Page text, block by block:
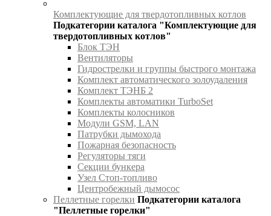
Комплектующие для твердотопливных котлов
Подкатегории каталога "Комплектующие для
твердотопливных котлов"
Блок ТЭН
Вентиляторы
Гидрострелки и группы быстрого монтажа
Комплект автоматического золоудаления
Комплект ТЭНБ 2
Комплекты автоматики TurboSet
Комплекты колосников
Модули GSM, LAN
Патрубки дымохода
Пожарная безопасность
Регуляторы тяги
Секции бункера
Узел Стоп-топливо
Центробежный дымосос
Пеллетные горелки Подкатегории каталога
"Пеллетные горелки"